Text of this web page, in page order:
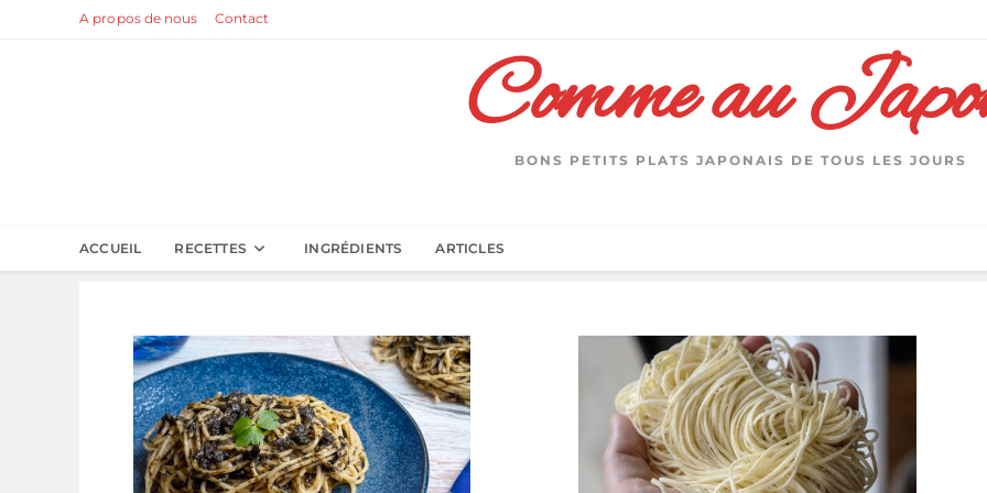
A propos de nous Contact
Comme au
BONS PETITS PLATS JAPONAIS DE TOUS LES JOURS
ACCUEIL RECETTES INGRÉDIENTS ARTICLES